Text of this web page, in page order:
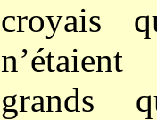
croyais
grands